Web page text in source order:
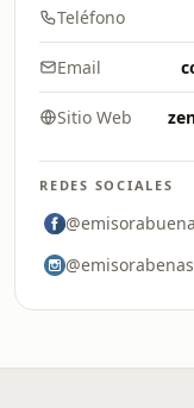
Teléfono
Email
Sitio Web
REDES SOCIALES